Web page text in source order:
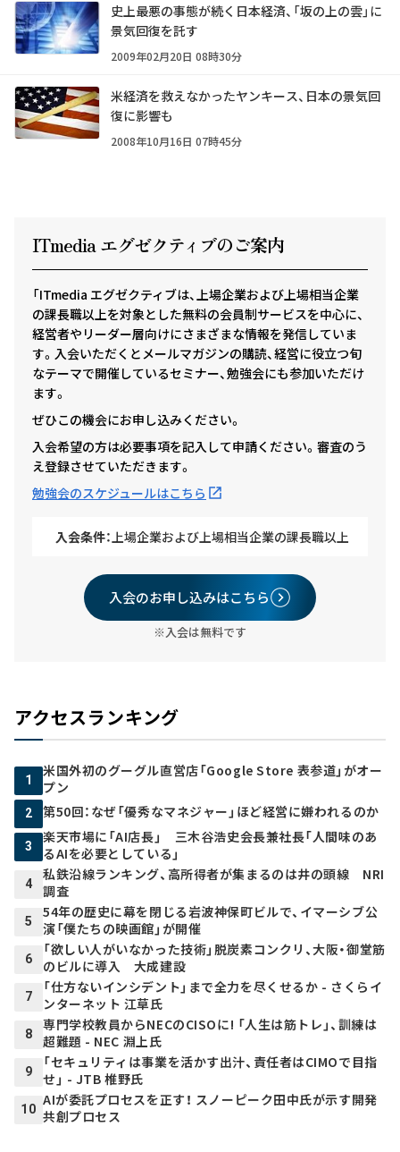
史上最悪の事態が続く日本経済、「坂の上の雲」に
景気回復を託す
2009年02月20日 08時30分
米経済を救えなかったヤンキース、日本の景気回
復に影響も
2008年10月16日 07時45分
ITmedia エグゼクティ ブのご案内
「ITmedia エグゼクティブは、上場企業および上場相当企業
の課長職以上を対象とした無料の会員制サービスを中心に、
経営者やリーダー層向けにさまざまな情報を発信していま
す。入会いただくとメールマガジンの購読、経営に役立つ旬
なテーマで開催しているセミナー、勉強会にも参加いただけ
ます。
ぜひこの機会にお申し込みください。
入会希望の方は必要事項を記入して申請ください。審査のう
え登録させていただきます。
勉強会のスケジュールはこちら
入会条件： 上場企業および上場相当企業の課長職以上
入会のお申し込みはこちら
※入会は無料です
アクセスランキング
1
米国外初のグーグル直営店「Google Store 表参道」がオー
プン
2 第50回：なぜ「優秀なマネジャー」ほど経営に嫌われるのか
3
楽天市場に「AI店長」 三木谷浩史会長兼社長「人間味のあ
るAIを必要としている」
4
私鉄沿線ランキング、高所得者が集まるのは井の頭線 NRI
調査
5
54年の歴史に幕を閉じる岩波神保町ビルで、イマーシブ公
演「僕たちの映画館」が開催
6
「欲しい人がいなかった技術」脱炭素コンクリ、大阪・御堂筋
のビルに導入 大成建設
7
「仕方ないインシデント」まで全力を尽くせるか - さくらイ
ンターネット 江草氏
8
専門学校教員からNECのCISOに! 「人生は筋トレ」、訓練は
超難題 - NEC 淵上氏
9
「セキュリティは事業を活かす出汁、責任者はCIMOで目指
せ」 - JTB 椎野氏
10
AIが委託プロセスを正す！ スノーピーク田中氏が示す開発
共創プロセス